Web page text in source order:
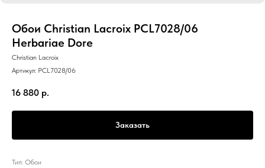
Обои Christian Lacroix PCL7028/06
Herbariae Dore
Christian Lacroix
Артикул: PCL7028/06
16 880 р.
Заказать
Тип: Обои